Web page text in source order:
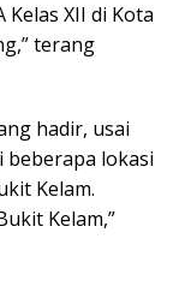
XII di Kota
terang
hadir, usai
lokasi
Kelam.
Kelam,”